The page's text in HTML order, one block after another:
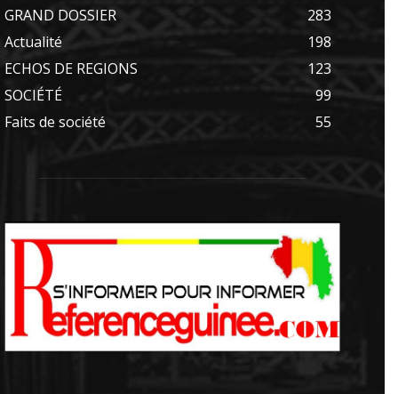
GRAND DOSSIER
283
Actualité
198
ECHOS DE REGIONS
123
SOCIÉTÉ
99
Faits de société
55